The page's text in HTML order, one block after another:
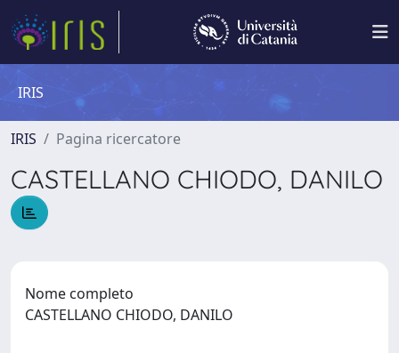
IRIS
IRIS Pagina ricercatore
CASTELLANO CHIODO, DANILO
Nome completo
CASTELLANO CHIODO, DANILO